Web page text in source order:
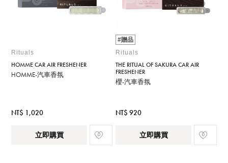
Rituals
HOMME CAR AIR FRESHENER
HOMME-汽車香氛
NT$ 1,020
立即購買
#贈品
Rituals
THE RITUAL OF SAKURA CAR AIR
FRESHENER
櫻-汽車香氛
NT$ 920
立即購買